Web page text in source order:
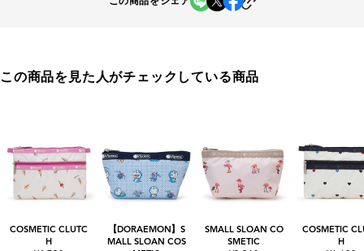
この商品を見た人がチェックしている商品
COSMETIC CLUTC
H
【DORAEMON】S
MALL SLOAN COS
SMALL SLOAN CO
SMETIC
COSMETIC
H